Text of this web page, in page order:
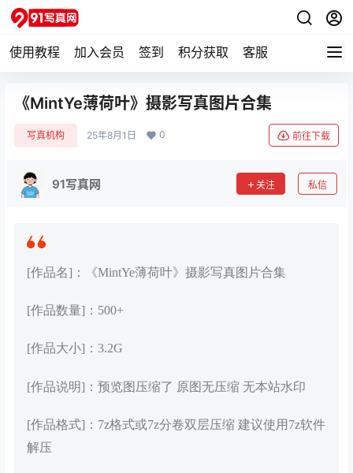
使用教程 加入会员 签到 积分获取 客服
《MintYe薄荷叶》摄影写真图片合集
写真机构 25年8月1日 0 前往下载
91写真网 关注 私信
[作品名]：《MintYe薄荷叶》摄影写真图片合集
[作品数量]：500+
[作品大小]：3.2G
[作品说明]：预览图压缩了 原图无压缩 无本站水印
[作品格式]：7z格式或7z分卷双层压缩 建议使用7z软件
解压